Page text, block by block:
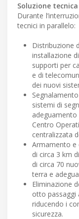
Soluzione
Durante
tecnici in parallelo:
Distribuzione
installazione
supporti per
e di
dei nuovi
sistemi di
Centro
centralizzata
Armamento e
di circa 3 km
di circa 70
terra e
Eliminazione
otto passaggi
riducendo i
sicurezza.